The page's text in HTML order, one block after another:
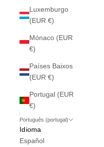
Luxemburgo
(EUR €)
Mónaco (EUR
€)
Países Baixos
(EUR €)
Portugal (EUR
€)
Português (portugal)
Idioma
Español